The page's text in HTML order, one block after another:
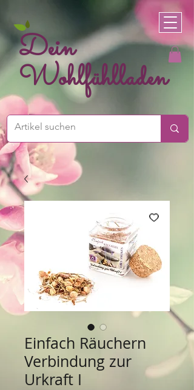
Dein
Wohlfühlladen
Einfach Räuchern
Verbindung zur
Urkraft I